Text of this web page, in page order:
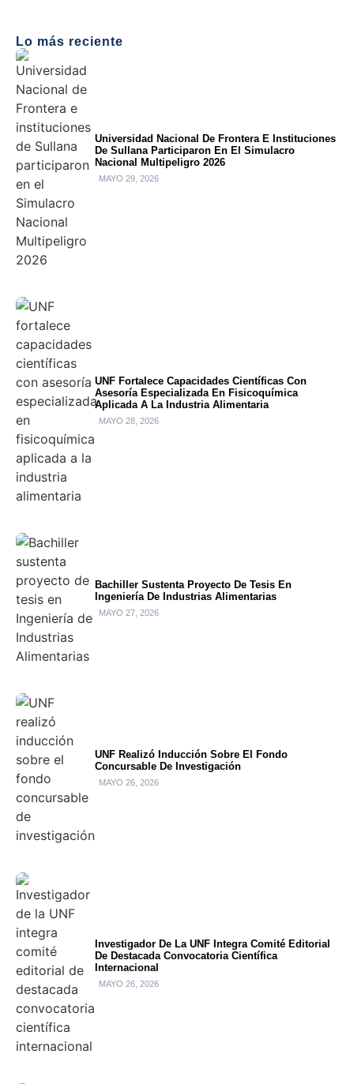
Lo más reciente
Universidad Nacional De Frontera E Instituciones
De Sullana Participaron En El Simulacro
Nacional Multipeligro 2026
MAYO 29, 2026
UNF Fortalece Capacidades Científicas Con
Asesoría Especializada En Fisicoquímica
Aplicada A La Industria Alimentaria
MAYO 28, 2026
Bachiller Sustenta Proyecto De Tesis En
Ingeniería De Industrias Alimentarias
MAYO 27, 2026
UNF Realizó Inducción Sobre El Fondo
Concursable De Investigación
MAYO 26, 2026
Investigador De La UNF Integra Comité Editorial
De Destacada Convocatoria Científica
Internacional
MAYO 26, 2026